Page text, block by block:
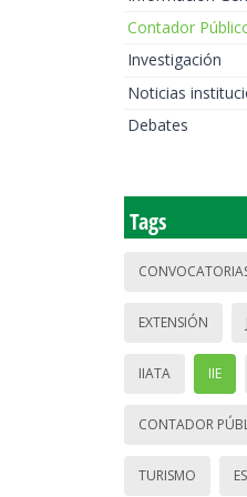
Contador
Investigación
Noticias
Debates
Tags
EXTENSIÓN
IIATA IIE
CONTADOR
TURISMO